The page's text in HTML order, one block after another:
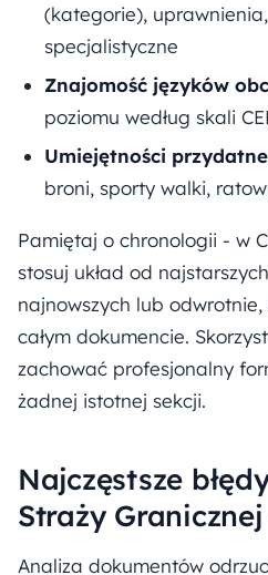
(kategorie),
specjalistyczne
Znajomość języków
poziomu według skali
Umiejętności
broni, sporty walki,
Pamiętaj o chronologii - w
stosuj układ od
najnowszych lub
całym dokumencie.
zachować profesjonalny
żadnej istotnej sekcji.
Najczęstsze
Straży
Analiza dokumentów